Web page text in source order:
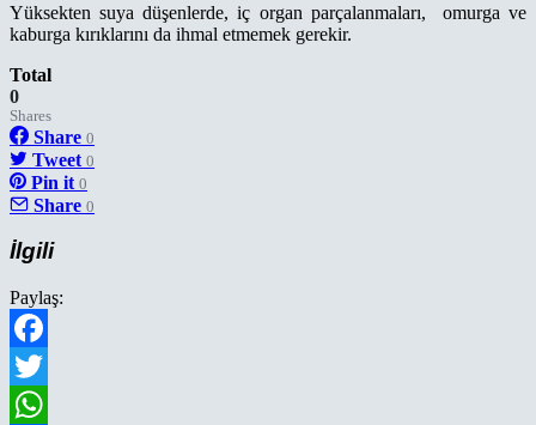
Yüksekten suya düşenlerde, iç organ parçalanmaları, omurga ve
kaburga kırıklarını da ihmal etmemek gerekir.
Total
0
Shares
Share 0
Tweet 0
Pin it 0
Share 0
İlgili
Paylaş:
Facebook
Twitter